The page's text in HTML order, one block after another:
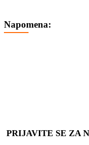
Napomena:
PRIJAVITE SE ZA